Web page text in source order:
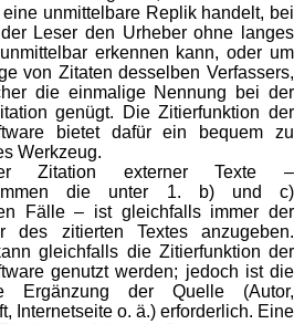
eine unmittelbare Replik handelt, bei
Leser den Urheber ohne langes
erkennen kann, oder um
von Zitaten desselben Verfassers,
die einmalige Nennung bei der
genügt. Die Zitierfunktion der
bietet dafür ein bequem zu
Werkzeug.
Zitation externer Texte –
die unter 1. b) und c)
Fälle – ist gleichfalls immer der
des zitierten Textes anzugeben.
gleichfalls die Zitierfunktion der
genutzt werden; jedoch ist die
Ergänzung der Quelle (Autor,
Internetseite o. ä.) erforderlich. Eine